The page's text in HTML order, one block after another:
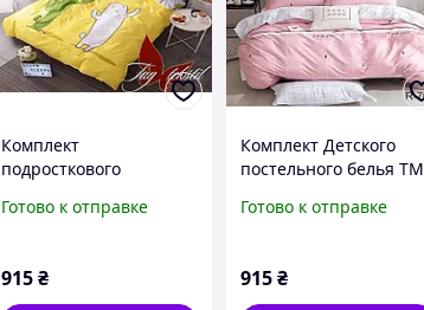
Комплект
подросткового
TAG 1.5 Кактус
Готово к отправке
915₴
Комплект Детского
постельного белья ТМ
Готово к отправке
915 ₴